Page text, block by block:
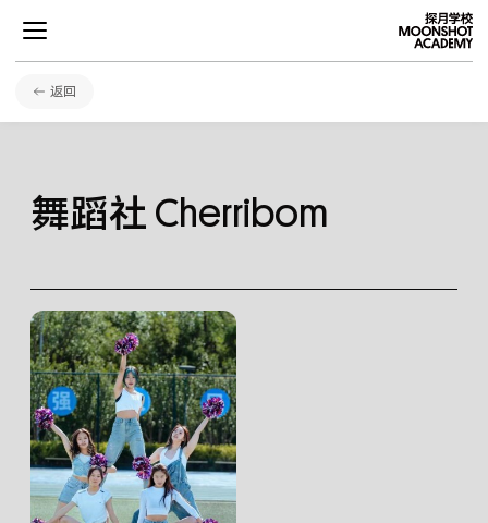
项目
发展
社区生活
关于探月
招生
返回
舞蹈社 Cherribom